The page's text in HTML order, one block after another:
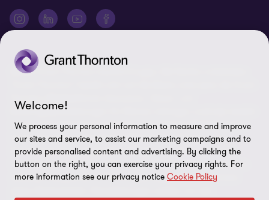
Newsletter
Karriere
Datenschutz
Cookie-Einstellungen
©2026 Grant Thornton Austria-Gruppe. Alle Rechte vorbehalten.
Thornton Mitgliedsfirmen Assurance-, Steuer- und
Beratungsdienstleistungen für Klienten erbringen und/oder bezieht
sich je nach Anforderung auf eine oder mehrere Mitgliedsfirmen.
Grant Thornton Austria GmbH Wirtschaftsprüfungs- und
Steuerberatungsgesellschaft ist Mitglied von Grant Thornton
International Ltd (GTIL). GTIL und die Mitgliedsfirmen sind keine
weltweite Gesellschaft. GTIL und jede Mitgliedsfirma sind eine
Welcome!
We process your personal information to measure and improve
our sites and service, to assist our marketing campaigns and to
provide personalised content and advertising. By clicking the
button on the right, you can exercise your privacy rights. For
more information see our privacy notice Cookie Policy